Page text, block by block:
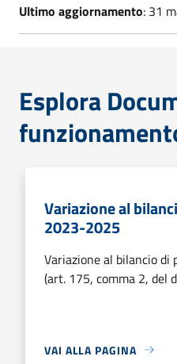
Ultimo aggiornamento: 31
Esplora
Variazione al
2023-2025
Variazione al bilancio
(art. 175, comma 2, del
VAI ALLA PAGINA